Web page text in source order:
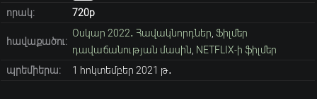
որակ:
720p
հավաքածու:
Օսկար 2022․ Հավակնորդներ Ֆիլմեր
դավաճանության մասին NETFLIX-ի ֆիլմեր
պրեմիերա:
1 հոկտեմբեր 2021 թ․